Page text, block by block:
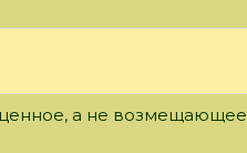
а не возмещающее